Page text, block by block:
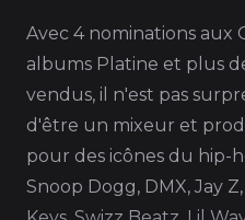
Avec 4 nominations aux
albums Platine et plus
vendus, il n'est pas
d'être un mixeur et
pour des icônes du hip-
Snoop Dogg, DMX, Jay